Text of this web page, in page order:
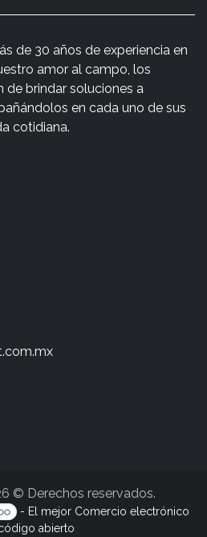
de 30 años de experiencia en
amor al campo, los
de brindar soluciones a
en cada uno de sus
cotidiana.
© Derechos reservados.
- El mejor Comercio electrónico
abierto